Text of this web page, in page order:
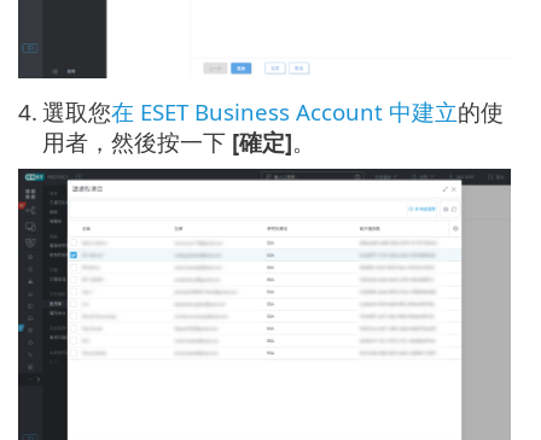
4. 選取您在 ESET Business Account 中建立的使
用者，然後按一下 [確定]。